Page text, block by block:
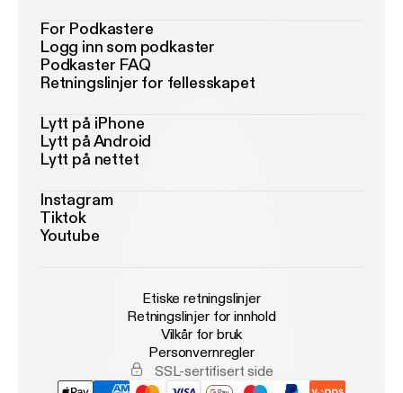
For Podkastere
Logg inn som podkaster
Podkaster FAQ
Retningslinjer for fellesskapet
Lytt på iPhone
Lytt på Android
Lytt på nettet
Instagram
Tiktok
Youtube
Etiske retningslinjer
Retningslinjer for innhold
Vilkår for bruk
Personvernregler
SSL-sertifisert side